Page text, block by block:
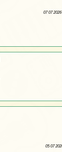
07 07
05 07